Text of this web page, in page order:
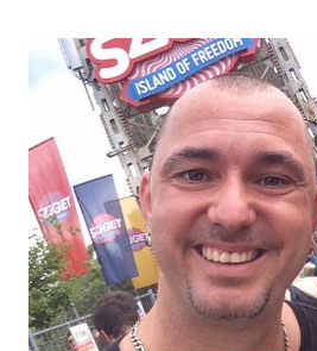
jöttek az újabb telefonok, csilli-villi
tudással és szépen lassan
az életünkből. Ha megkérdezted
csak lezseren előkapta a széthajtós
Később a dolgok még tovább "fajultak" ,
az órát szorították ki, hanem a
bevásárlólistás kis ...